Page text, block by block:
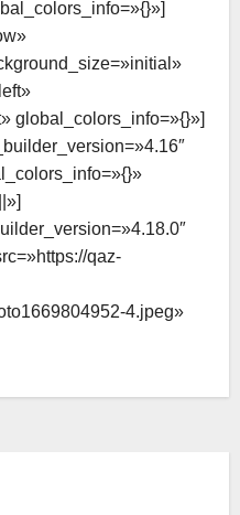
global_colors_info=»{}»]
qaz-
4.jpeg»